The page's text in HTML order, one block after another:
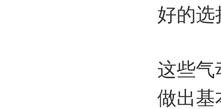
好的选
这些气
做出基